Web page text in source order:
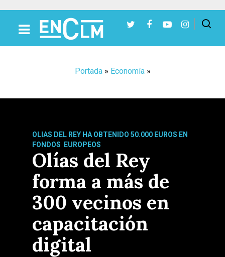
Portada» Economía»
OLIAS DEL REY HA OBTENIDO 50.000 EUROS EN
FONDOS EUROPEOS
Olías del Rey
forma a más de
300 vecinos en
capacitación
digital